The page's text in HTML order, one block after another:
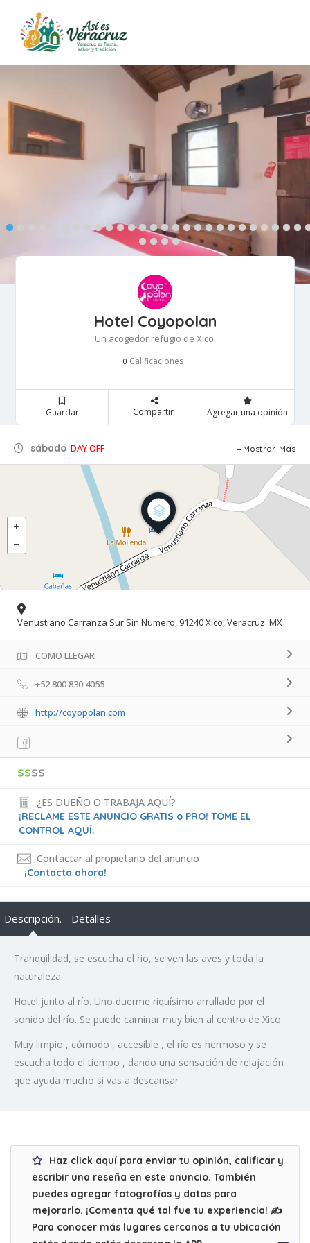
Hotel Coyopolan
Un acogedor refugio de Xico.
0 Calificaciones
Guardar Compartir Agregar una opinión
sábado DAY OFF Mostrar Más
Venustiano Carranza Sur Sin Numero, 91240 Xico, Veracruz. MX
COMO LLEGAR
+52 800 830 4055
http://coyopolan.com
$$$$
¿ES DUEÑO O TRABAJA AQUÍ?
¡RECLAME ESTE ANUNCIO GRATIS o PRO! TOME EL
CONTROL AQUÍ.
Contactar al propietario del anuncio
¡Contacta ahora!
Descripción. Detalles
Tranquilidad, se escucha el rio, se ven las aves y toda la
naturaleza.
Hotel junto al río. Uno duerme riquísimo arrullado por el
sonido del río. Se puede caminar muy bien al centro de Xico.
Muy limpio , cómodo , accesible , el río es hermoso y se
escucha todo el tiempo , dando una sensación de relajación
que ayuda mucho si vas a descansar
Haz click aquí para enviar tu opinión, calificar y
escribir una reseña en este anuncio. También
puedes agregar fotografías y datos para
mejorarlo. ¡Comenta qué tal fue tu experiencia! ✍
Para conocer más lugares cercanos a tu ubicación